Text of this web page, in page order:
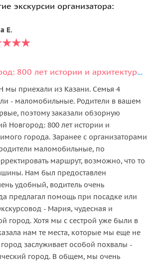
экскурсии организатора:
Е.
Нижний Новгород: 800 лет истории и архитектуры любимого города
мы приехали из Казани. Семья 4
- маломобильные. Родители в вашем
поэтому заказали обзорную
Новгород: 800 лет истории и
города. Заранее с организаторами
маломобильные, по
маршрут, возможно, что то
Нам был предоставлен
удобный, водитель очень
предлагал помощь при посадке или
- Мария, чудесная и
город. Хотя мы с сестрой уже были в
нам те места, которые мы еще не
заслуживает особой похвалы -
город. В общем, мы очень